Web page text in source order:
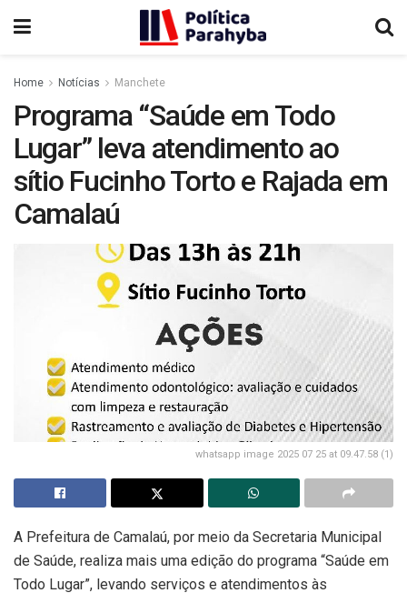
Home Notícias Manchete
Programa “Saúde em Todo
Lugar” leva atendimento ao
sítio Fucinho Torto e Rajada em
Camalaú
whatsapp image 2025 07 25 at 09.47.58 (1)
A Prefeitura de Camalaú, por meio da Secretaria Municipal
de Saúde, realiza mais uma edição do programa “Saúde em
Todo Lugar”, levando serviços e atendimentos às